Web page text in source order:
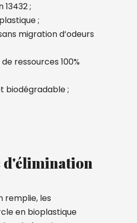
13432 ;
;
migration d’odeurs
ressources 100%
biodégradable ;
remplie, les
en bioplastique